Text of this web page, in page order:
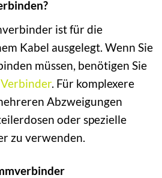
ist für die
Kabel ausgelegt. Wenn Sie
müssen, benötigen Sie
Verbinder. Für komplexere
Abzweigungen
oder spezielle
zu verwenden.